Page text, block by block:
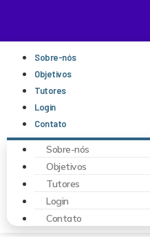
Sobre-nós
Objetivos
Tutores
Login
Contato
Sobre-nós
Objetivos
Tutores
Login
Contato